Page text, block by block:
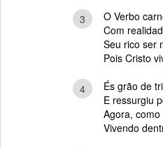
3
O Verbo
Com
Seu rico ser
Pois Cristo
4
És grão de
E ressurgiu
Agora, como
Vivendo